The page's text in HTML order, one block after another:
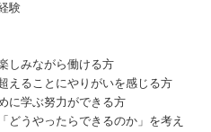
験
しみながら働ける方
えることにやりがいを感じる方
に学ぶ努力ができる方
どうやったらできるのか」を考え